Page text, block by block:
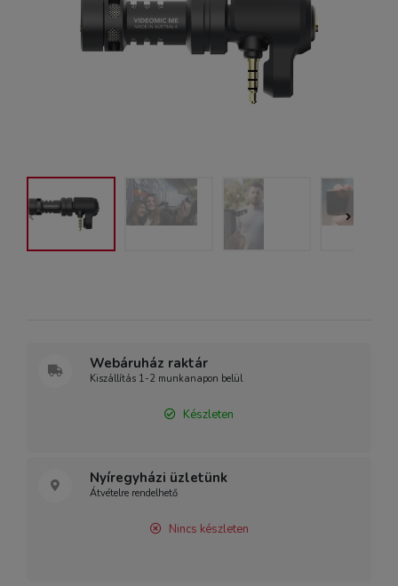
Webáruház raktár
Kiszállítás 1-2 munkanapon belül
Készleten
Nyíregyházi üzletünk
Átvételre rendelhető
Nincs készleten